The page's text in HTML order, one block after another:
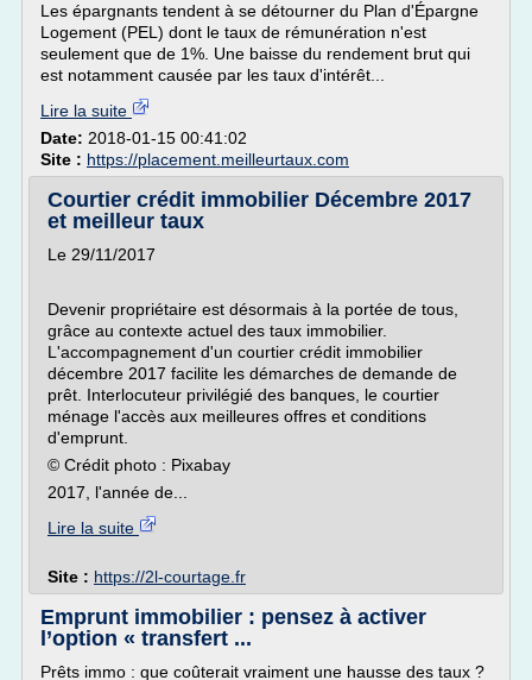
Les épargnants tendent à se détourner du Plan d'Épargne
Logement (PEL) dont le taux de rémunération n'est
seulement que de 1%. Une baisse du rendement brut qui
est notamment causée par les taux d'intérêt...
Lire la suite
Date: 2018-01-15 00:41:02
Site : https://placement.meilleurtaux.com
Courtier crédit immobilier Décembre 2017
et meilleur taux
Le 29/11/2017
Devenir propriétaire est désormais à la portée de tous,
grâce au contexte actuel des taux immobilier.
L'accompagnement d'un courtier crédit immobilier
décembre 2017 facilite les démarches de demande de
prêt. Interlocuteur privilégié des banques, le courtier
ménage l'accès aux meilleures offres et conditions
d'emprunt.
© Crédit photo : Pixabay
2017, l'année de...
Lire la suite
Site : https://2l-courtage.fr
Emprunt immobilier : pensez à activer
l’option « transfert ...
Prêts immo : que coûterait vraiment une hausse des taux ?